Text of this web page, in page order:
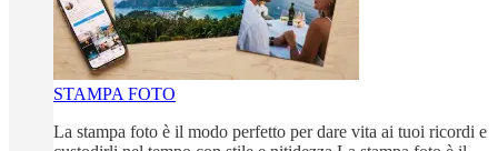
STAMPA FOTO
La stampa foto è il modo perfetto per dare vita ai tuoi ricordi e